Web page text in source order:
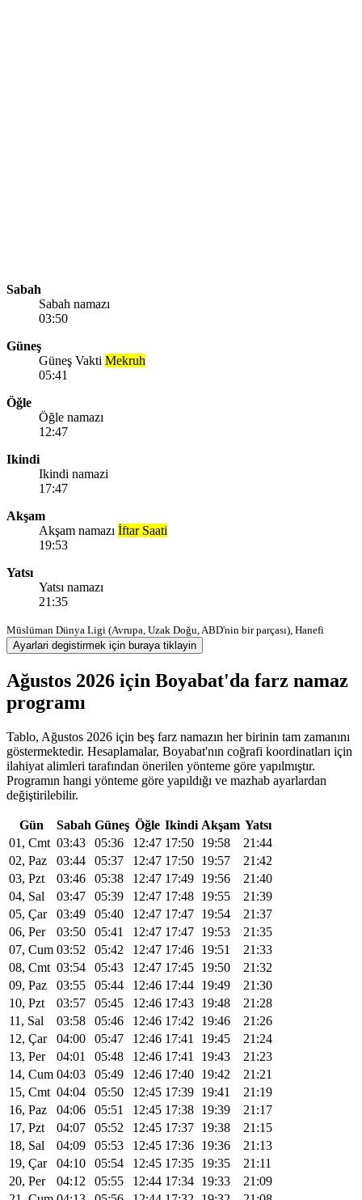
Sabah
Sabah namazı
03:50
Güneş
Güneş Vakti Mekruh
05:41
Öğle
Öğle namazı
12:47
Ikindi
Ikindi namazi
17:47
Akşam
Akşam namazı İftar Saati
19:53
Yatsı
Yatsı namazı
21:35
Müslüman Dünya Ligi (Avrupa, Uzak Doğu, ABD'nin bir parçası), Hanefi
Ayarlari degistirmek için buraya tiklayin
Ağustos 2026 için Boyabat'da farz namaz
programı
Tablo, Ağustos 2026 için beş farz namazın her birinin tam zamanını
göstermektedir. Hesaplamalar, Boyabat'nın coğrafi koordinatları için
ilahiyat alimleri tarafından önerilen yönteme göre yapılmıştır.
Programın hangi yönteme göre yapıldığı ve mazhab ayarlardan
değiştirilebilir.
Gün Sabah Güneş Öğle Ikindi Akşam Yatsı
01, Cmt 03:43 05:36 12:47 17:50 19:58
21:44
02, Paz
03:44 05:37 12:47 17:50 19:57
21:42
03, Pzt
03:46 05:38 12:47 17:49 19:56
21:40
04, Sal
03:47 05:39 12:47 17:48 19:55
21:39
05, Çar
03:49 05:40 12:47 17:47 19:54
21:37
06, Per
03:50 05:41 12:47 17:47 19:53
21:35
07, Cum 03:52 05:42 12:47 17:46 19:51
21:33
08, Cmt 03:54 05:43 12:47 17:45 19:50
21:32
09, Paz
03:55 05:44 12:46 17:44 19:49
21:30
10, Pzt
03:57 05:45 12:46 17:43 19:48
21:28
11, Sal
03:58 05:46 12:46 17:42 19:46
21:26
12, Çar
04:00 05:47 12:46 17:41 19:45
21:24
13, Per
04:01 05:48 12:46 17:41 19:43
21:23
14, Cum 04:03 05:49 12:46 17:40 19:42
21:21
15, Cmt 04:04 05:50 12:45 17:39 19:41
21:19
16, Paz
04:06 05:51 12:45 17:38 19:39
21:17
17, Pzt
04:07 05:52 12:45 17:37 19:38
21:15
18, Sal
04:09 05:53 12:45 17:36 19:36
21:13
19, Çar
04:10 05:54 12:45 17:35 19:35
21:11
20, Per
04:12 05:55 12:44 17:34 19:33
21:09